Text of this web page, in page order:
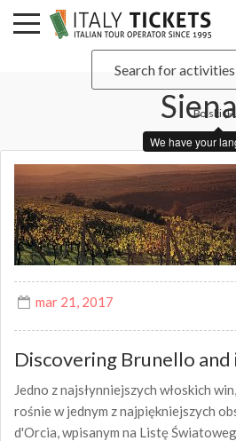
Polski
We have your
mar 21, 2017
Discovering Brunello
Jedno z najsłynniejszych włoskich
rośnie w jednym z najpiękniejszych
d'Orcia, wpisanym na Listę